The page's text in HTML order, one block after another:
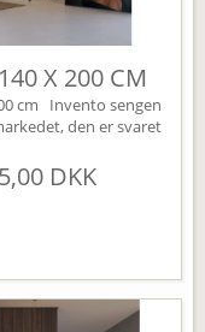
X 200 CM
cm Invento sengen
den er svaret
som standard uden
højskabe (øverst til
den er bl.a. udstyret
DKK